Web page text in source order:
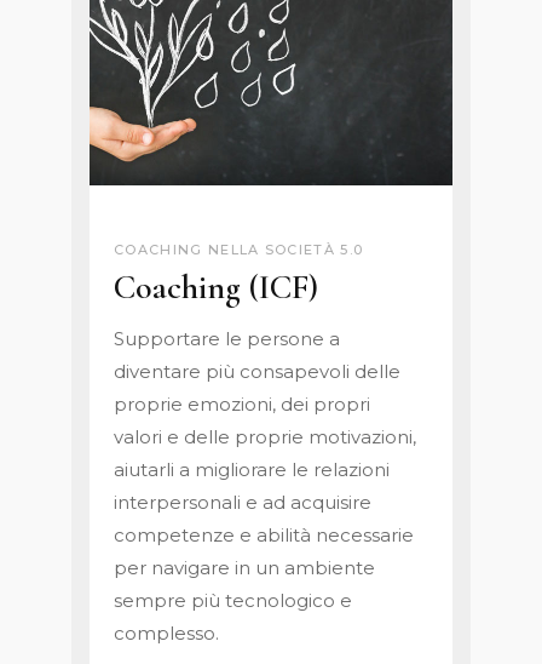
COACHING NELLA SOCIETÀ 5.0
Coaching (ICF)
Supportare le persone a
diventare più consapevoli delle
proprie emozioni, dei propri
valori e delle proprie motivazioni,
aiutarli a migliorare le relazioni
interpersonali e ad acquisire
competenze e abilità necessarie
per navigare in un ambiente
sempre più tecnologico e
complesso.